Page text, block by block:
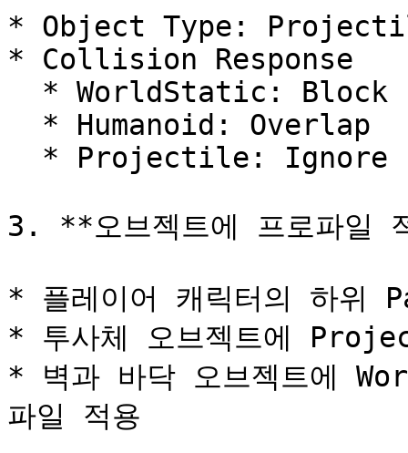
* Object Type:
* Collision Response
3. **오브젝트에 프로파일
* 플레이어 캐릭터의 하
* 투사체 오브젝트에
* 벽과 바닥 오브젝트에
파일 적용